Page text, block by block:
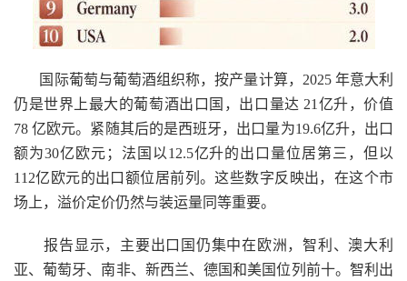
国际葡萄与葡萄酒组织称，按产量计算，2025 年意大利
仍是世界上最大的葡萄酒出口国，出口量达 21亿升，价值
78 亿欧元。紧随其后的是西班牙，出口量为19.6亿升，出口
额为30亿欧元；法国以12.5亿升的出口量位居第三，但以
112亿欧元的出口额位居前列。这些数字反映出，在这个市
场上，溢价定价仍然与装运量同等重要。
报告显示，主要出口国仍集中在欧洲，智利、澳大利
亚、葡萄牙、南非、新西兰、德国和美国位列前十。智利出